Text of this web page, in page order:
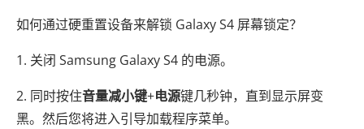
如何通过硬重置设备来解锁 Galaxy S4 屏幕锁定？
1. 关闭 Samsung Galaxy S4 的电源。
2. 同时按住音量减小键+电源键几秒钟，直到显示屏变
黑。然后您将进入引导加载程序菜单。